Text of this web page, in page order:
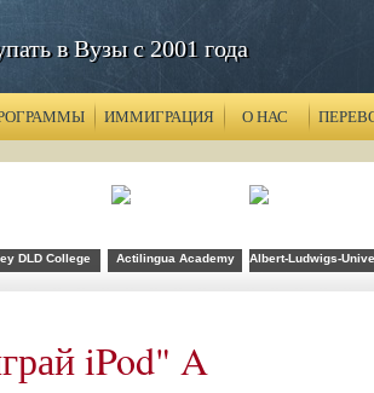
в Вузы с 2001 года
ИММИГРАЦИЯ О НАС
FLS при CSU Fullerton
DLD College Actilingua Academy Albert-Ludwigs-
iPod" A